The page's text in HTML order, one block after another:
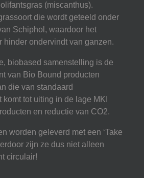
(miscanthus).
die wordt geteeld onder
Schiphol, waardoor het
hinder ondervindt van ganzen.
biobased samenstelling is de
van Bio Bound producten
die van standaard
tot uiting in de lage MKI
en reductie van CO2.
worden geleverd met een ‘Take
zijn ze dus niet alleen
circulair!